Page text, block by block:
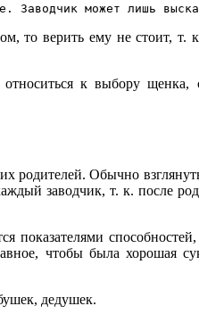
Заводчик может лишь
верить ему не стоит, т.
к выбору щенка,
Обычно взглянуть
заводчик, т. к. после
показателями
чтобы была хорошая
дедушек.